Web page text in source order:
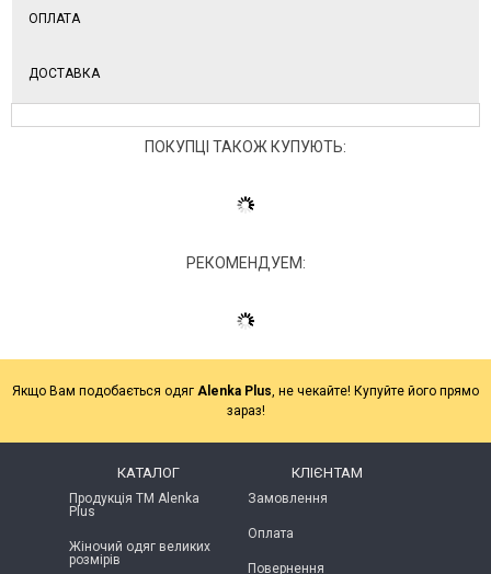
ОПЛАТА
ДОСТАВКА
ПОКУПЦІ ТАКОЖ КУПУЮТЬ:
РЕКОМЕНДУЕМ:
Якщо Вам подобається одяг Alenka Plus, не чекайте! Купуйте його прямо
зараз!
КАТАЛОГ
Продукція ТМ Alenka
Plus
Жіночий одяг великих
розмірів
КЛІЄНТАМ
Замовлення
Оплата
Повернення